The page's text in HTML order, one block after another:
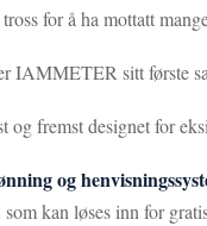
for å ha mottatt
IAMMETER sitt første
og fremst designet for
og
som kan løses inn for